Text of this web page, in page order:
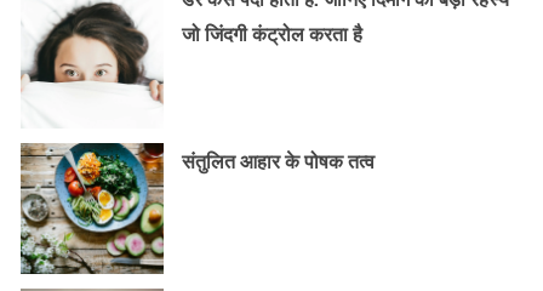
जो जिंदगी कंट्रोल करता है
संतुलित आहार के पोषक तत्व